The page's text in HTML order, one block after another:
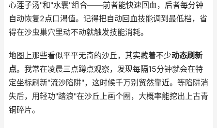
心莲子汤"和"水囊"组合——前者能快速回血，后者每分钟
自动恢复2点口渴值。记得把自动回血技能调到最低档，省
得在沙虫巢穴里动不动就触发技能消耗。
地图上那些看似平平无奇的沙丘，其实藏着不少动态刷新
点。我常在凌晨三点蹲点观察，发现每隔15分钟就会在特
定坐标刷新"流沙陷阱"，这时候千万别贸然靠近。等陷阱消
失后，用轻功"踏浪"在沙丘上画个圈，大概率能挖出上古青
铜碎片。